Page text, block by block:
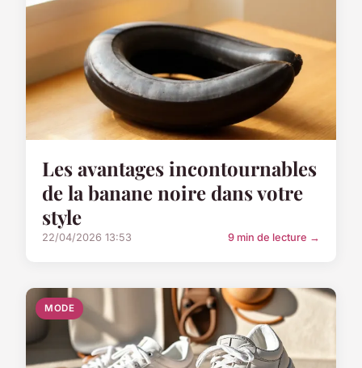
Les avantages incontournables
de la banane noire dans votre
style
22/04/2026 13:53 9 min de lecture →
MODE